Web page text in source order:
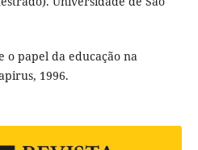
o papel da educação na
1996.